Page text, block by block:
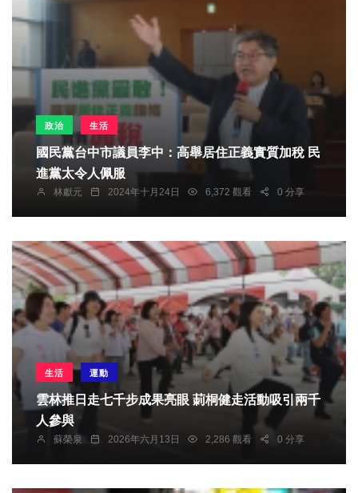
政治 生活
國民黨台中市議員李中：高舉居住正義實質加稅 民
進黨太令人佩服
林獻元 2024年十月24日 6,372 觀看 0 分享
生活 運動
雲林推日走七千步成果亮眼 莿桐健走活動吸引兩千
人參與
蘇榮泉 2026年六月13日 2,286 觀看 0 分享